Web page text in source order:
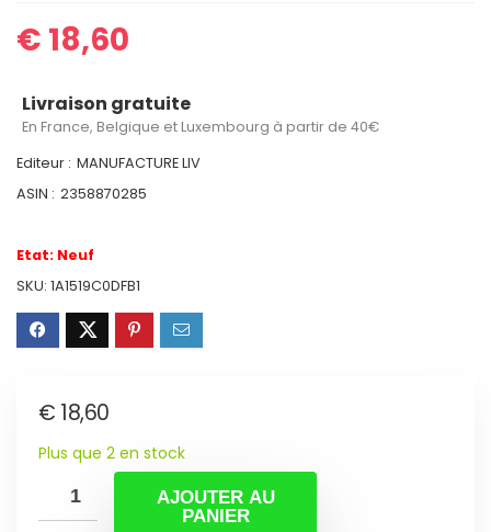
€ 18,60
Livraison gratuite
En France, Belgique et Luxembourg à partir de 40€
Editeur : MANUFACTURE LIV
ASIN : 2358870285
Etat: Neuf
SKU: 1A1519C0DFB1
€ 18,60
Plus que 2 en stock
AJOUTER AU
PANIER